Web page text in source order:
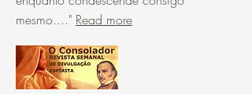
mesmo...." Read more